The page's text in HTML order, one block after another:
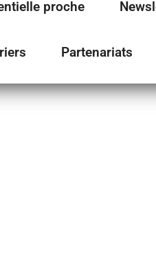
proche
Partenariats